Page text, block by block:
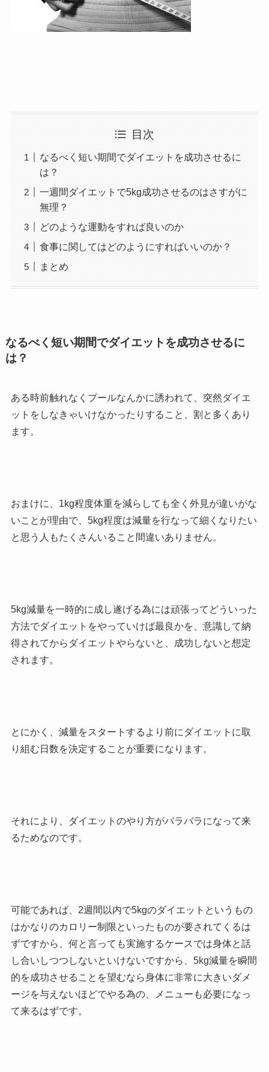
目次
なるべく短い期間でダイエットを成功させるに
は？
一週間ダイエットで5kg成功させるのはさすがに
無理？
どのような運動をすれば良いのか
食事に関してはどのようにすればいいのか？
まとめ
なるべく短い期間でダイエットを成功させるに
は？
ある時前触れなくプールなんかに誘われて、突然ダイエ
ットをしなきゃいけなかったりすること、割と多くあり
ます。
おまけに、1kg程度体重を減らしても全く外見が違いがな
いことが理由で、5kg程度は減量を行なって細くなりたい
と思う人もたくさんいること間違いありません。
5kg減量を一時的に成し遂げる為には頑張ってどういった
方法でダイエットをやっていけば最良かを、意識して納
得されてからダイエットやらないと、成功しないと想定
されます。
とにかく、減量をスタートするより前にダイエットに取
り組む日数を決定することが重要になります。
それにより、ダイエットのやり方がバラバラになって来
るためなのです。
可能であれば、2週間以内で5kgのダイエットというもの
はかなりのカロリー制限といったものが要されてくるは
ずですから、何と言っても実施するケースでは身体と話
し合いしつつしないといけないですから、5kg減量を瞬間
的を成功させることを望むなら身体に非常に大きいダメ
ージを与えないほどでやる為の、メニューも必要になっ
て来るはずです。